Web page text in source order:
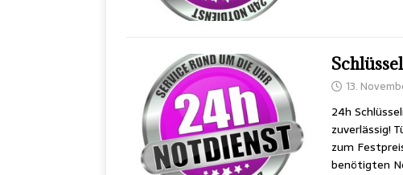
13.
24h
zuverlässig!
zum
benötigten